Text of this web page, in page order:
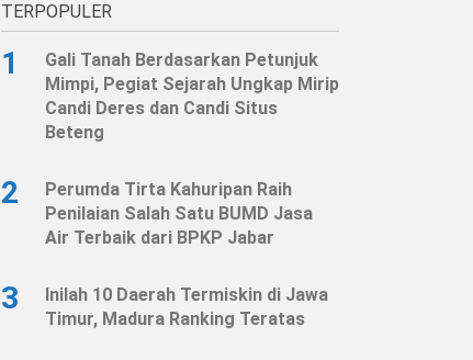
TERPOPULER
1
Gali Tanah Berdasarkan Petunjuk
Mimpi, Pegiat Sejarah Ungkap Mirip
Candi Deres dan Candi Situs
Beteng
2
Perumda Tirta Kahuripan Raih
Penilaian Salah Satu BUMD Jasa
Air Terbaik dari BPKP Jabar
3
Inilah 10 Daerah Termiskin di Jawa
Timur, Madura Ranking Teratas